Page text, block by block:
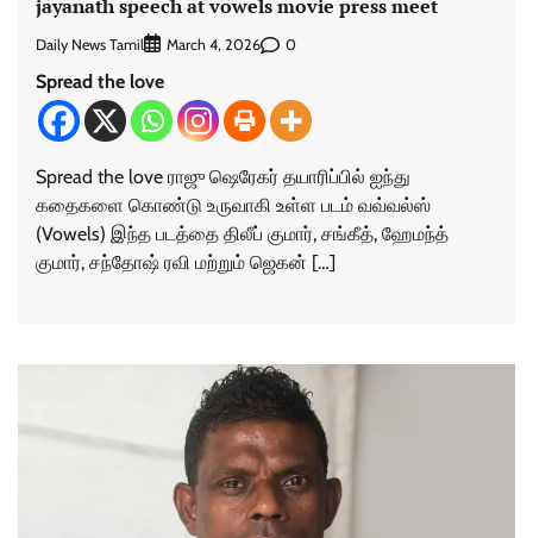
jayanath speech at vowels movie press meet
Daily News Tamil March 4, 2026 0
Spread the love
Spread the love ராஜு ஷெரேகர் தயாரிப்பில் ஐந்து
கதைகளை கொண்டு உருவாகி உள்ள படம் வவ்வல்ஸ்
(Vowels) இந்த படத்தை திலீப் குமார், சங்கீத், ஹேமந்த்
குமார், சந்தோஷ் ரவி மற்றும் ஜெகன் […]